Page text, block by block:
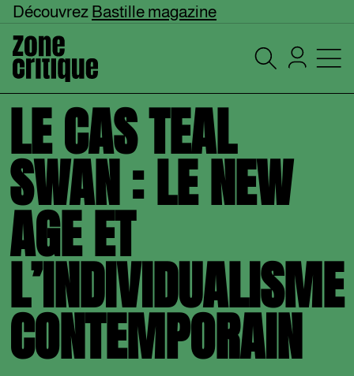
Découvrez Bastille magazine
LE CAS TEAL
SWAN : LE NEW
AGE ET
L’INDIVIDUALISME
CONTEMPORAIN